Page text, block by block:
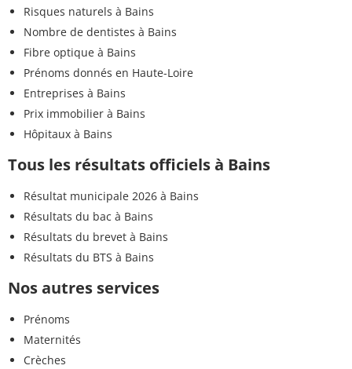
Risques naturels à Bains
Nombre de dentistes à Bains
Fibre optique à Bains
Prénoms donnés en Haute-Loire
Entreprises à Bains
Prix immobilier à Bains
Hôpitaux à Bains
Tous les résultats officiels à Bains
Résultat municipale 2026 à Bains
Résultats du bac à Bains
Résultats du brevet à Bains
Résultats du BTS à Bains
Nos autres services
Prénoms
Maternités
Crèches